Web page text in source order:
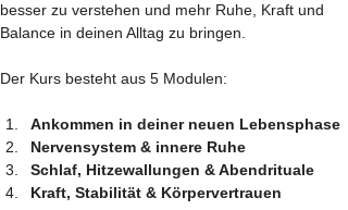
besser zu verstehen und mehr Ruhe, Kraft und
Balance in deinen Alltag zu bringen.
Der Kurs besteht aus 5 Modulen:
Ankommen in deiner neuen Lebensphase
Nervensystem & innere Ruhe
Schlaf, Hitzewallungen & Abendrituale
Kraft, Stabilität & Körpervertrauen